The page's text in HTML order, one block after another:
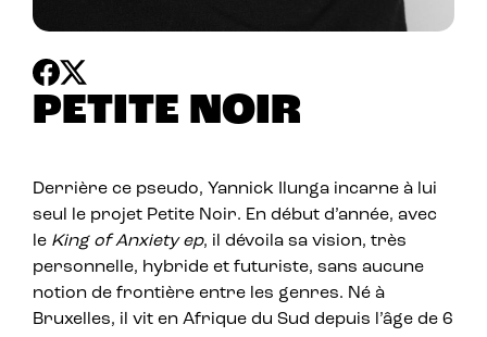
PETITE NOIR
Derrière ce pseudo, Yannick Ilunga incarne à lui
seul le projet Petite Noir. En début d’année, avec
le King of Anxiety ep, il dévoila sa vision, très
personnelle, hybride et futuriste, sans aucune
notion de frontière entre les genres. Né à
Bruxelles, il vit en Afrique du Sud depuis l’âge de 6